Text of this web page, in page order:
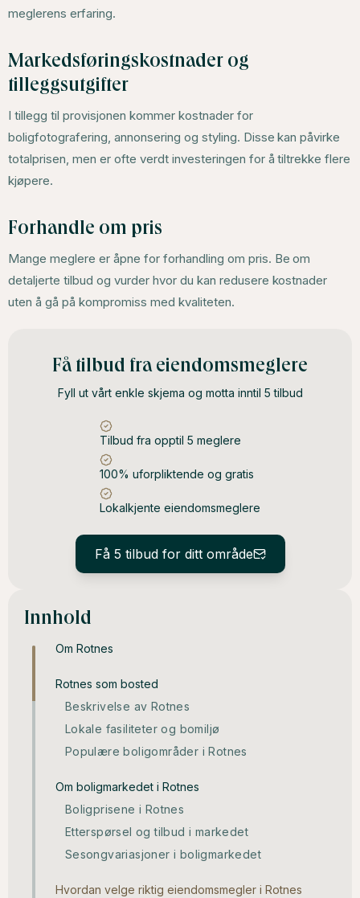
meglerens erfaring.
Markedsføringskostnader og
tilleggsutgifter
I tillegg til provisjonen kommer kostnader for
boligfotografering, annonsering og styling. Disse kan påvirke
totalprisen, men er ofte verdt investeringen for å tiltrekke flere
kjøpere.
Forhandle om pris
Mange meglere er åpne for forhandling om pris. Be om
detaljerte tilbud og vurder hvor du kan redusere kostnader
uten å gå på kompromiss med kvaliteten.
Få tilbud fra eiendomsmeglere
Fyll ut vårt enkle skjema og motta inntil 5 tilbud
Tilbud fra opptil 5 meglere
100% uforpliktende og gratis
Lokalkjente eiendomsmeglere
Få 5 tilbud for ditt område
Innhold
Om Rotnes
Rotnes som bosted
Beskrivelse av Rotnes
Lokale fasiliteter og bomiljø
Populære boligområder i Rotnes
Om boligmarkedet i Rotnes
Boligprisene i Rotnes
Etterspørsel og tilbud i markedet
Sesongvariasjoner i boligmarkedet
Hvordan velge riktig eiendomsmegler i Rotnes